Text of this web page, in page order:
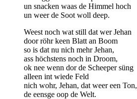
un snacken waas de Himmel hoch
un weer de Soot woll deep.
Weest noch wat still dat wer Jehan
door röhr keen Blatt an Boom
so is dat nu nich mehr Jehan,
ass höchstens noch in Droom,
ok nee wenn dor de Scheeper süng
alleen int wiede Feld
nich wohr, Jehan, dat weer een Ton,
de eensge oop de Welt.